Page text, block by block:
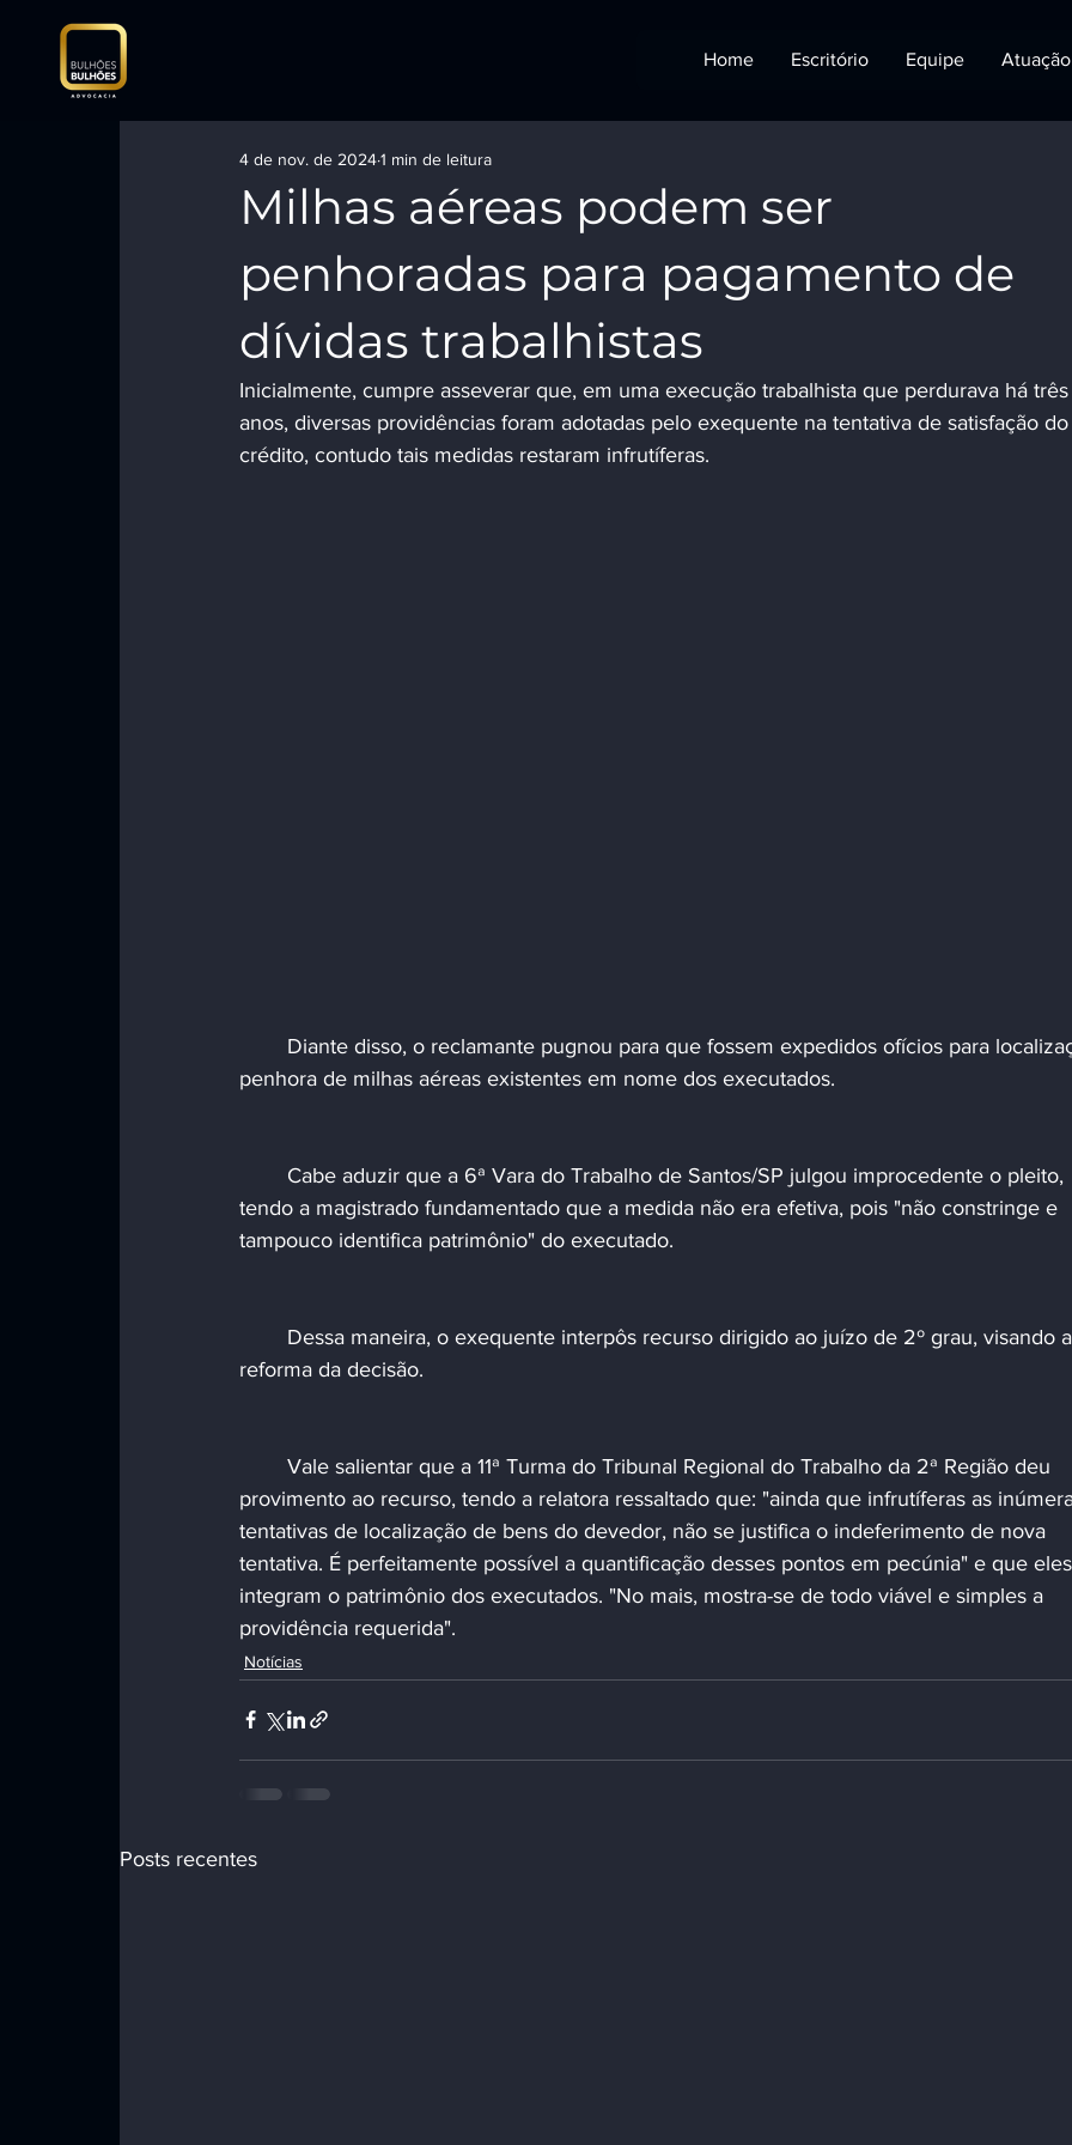
Home Escritório Equipe Atuação
Milhas aéreas podem ser
penhoradas para pagamento de
dívidas trabalhistas
4 de nov. de 20241 min de leitura
Inicialmente, cumpre asseverar que, em uma execução trabalhista que perdurava há
anos, diversas providências foram adotadas pelo exequente na tentativa de satisfação
crédito, contudo tais medidas restaram infrutíferas.
penhora de milhas aéreas existentes em nome dos executados.
tendo a magistrado fundamentado que a medida não era efetiva, pois "não constringe e
tampouco identifica patrimônio" do executado.
reforma da decisão.
provimento ao recurso, tendo a relatora ressaltado que: "ainda que infrutíferas as
tentativas de localização de bens do devedor, não se justifica o indeferimento de nova
tentativa. É perfeitamente possível a quantificação desses pontos em pecúnia" e que
integram o patrimônio dos executados. "No mais, mostra-se de todo viável e simples a
providência requerida".
Notícias
Posts recentes